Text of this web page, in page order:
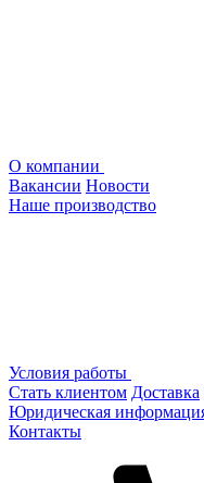
О компании
Вакансии Новости
Наше производство
Условия работы
Стать клиентом Доставка
Юридическая
Контакты